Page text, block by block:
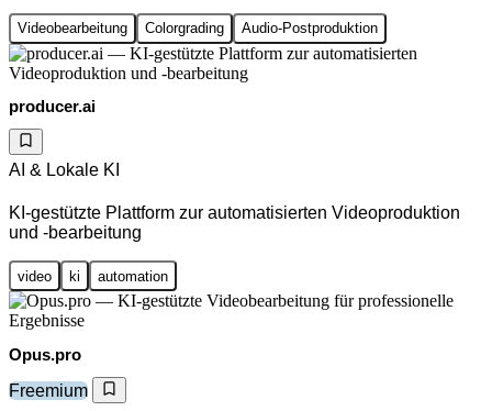
Videobearbeitung Colorgrading Audio-Postproduktion
producer.ai
AI & Lokale KI
KI-gestützte Plattform zur automatisierten Videoproduktion
und -bearbeitung
video ki automation
Opus.pro
Freemium